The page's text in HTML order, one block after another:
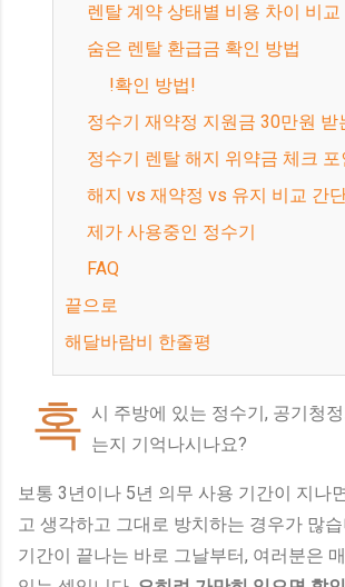
렌탈 계약 상태별 비용 차이 비교
숨은 렌탈 환급금 확인 방법
!확인 방법!
정수기 재약정 지원금 30만원 받
정수기 렌탈 해지 위약금 체크
해지 vs 재약정 vs 유지 비교 간
제가 사용중인 정수기
FAQ
끝으로
해달바람비 한줄평
혹 시 주방에 있는 정수기, 공기청
는지 기억나시나요?
보통 3년이나 5년 의무 사용 기간이 지나
고 생각하고 그대로 방치하는 경우가 많
기간이 끝나는 바로 그날부터, 여러분은